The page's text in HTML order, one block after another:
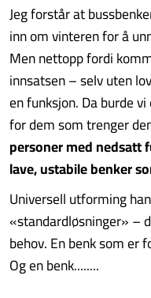
Jeg forstår at
inn om vinteren for å
Men nettopp fordi
innsatsen – selv uten
en funksjon. Da burde
for dem som trenger
personer med nedsatt
lave, ustabile benker
Universell utforming
«standardløsninger» –
behov. En benk som er
Og en benk........